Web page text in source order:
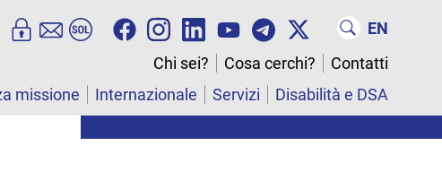
EN
Chi sei?
Cosa cerchi?
Contatti
missione Internazionale Servizi Disabilità e DSA